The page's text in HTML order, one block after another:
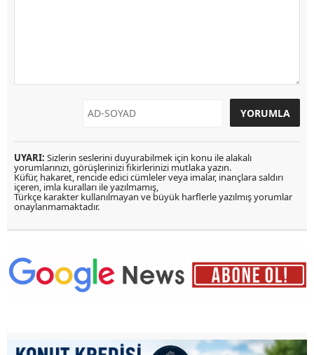
UYARI: Sizlerin seslerini duyurabilmek için konu ile alakalı
yorumlarınızı, görüşlerinizi fikirlerinizi mutlaka yazın.
Küfür, hakaret, rencide edici cümleler veya imalar, inançlara saldırı
içeren, imla kuralları ile yazılmamış,
Türkçe karakter kullanılmayan ve büyük harflerle yazılmış yorumlar
onaylanmamaktadır.